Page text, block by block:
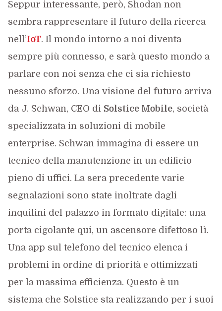
Seppur interessante, però, Shodan non
sembra rappresentare il futuro della ricerca
nell’IoT. Il mondo intorno a noi diventa
sempre più connesso, e sarà questo mondo a
parlare con noi senza che ci sia richiesto
nessuno sforzo. Una visione del futuro arriva
da J. Schwan, CEO di Solstice Mobile, società
specializzata in soluzioni di mobile
enterprise. Schwan immagina di essere un
tecnico della manutenzione in un edificio
pieno di uffici. La sera precedente varie
segnalazioni sono state inoltrate dagli
inquilini del palazzo in formato digitale: una
porta cigolante qui, un ascensore difettoso lì.
Una app sul telefono del tecnico elenca i
problemi in ordine di priorità e ottimizzati
per la massima efficienza. Questo è un
sistema che Solstice sta realizzando per i suoi